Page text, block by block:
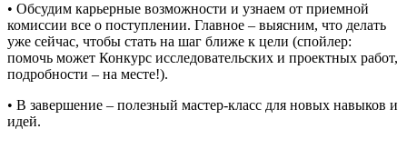
• Обсудим карьерные возможности и узнаем от приемной
комиссии все о поступлении. Главное – выясним, что делать
уже сейчас, чтобы стать на шаг ближе к цели (спойлер:
помочь может Конкурс исследовательских и проектных работ,
подробности – на месте!).
• В завершение – полезный мастер-класс для новых навыков и
идей.